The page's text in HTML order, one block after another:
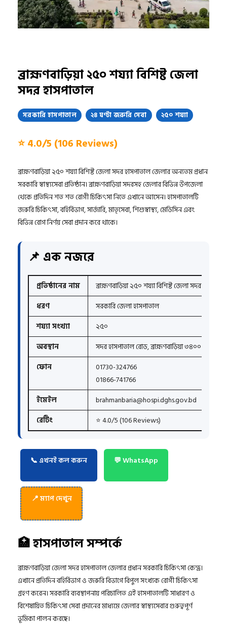
ব্রাহ্মণবাড়িয়া ২৫০ শয্যা বিশিষ্ট জেলা
সদর হাসপাতাল
সরকারি হাসপাতাল ২৪ ঘণ্টা জরুরি সেবা ২৫০ শয্যা
⭐ 4.0/5 (106 Reviews)
ব্রাহ্মণবাড়িয়া ২৫০ শয্যা বিশিষ্ট জেলা সদর হাসপাতাল জেলার অন্যতম প্রধান
সরকারি স্বাস্থ্যসেবা প্রতিষ্ঠান। ব্রাহ্মণবাড়িয়া সদরসহ জেলার বিভিন্ন উপজেলা
থেকে প্রতিদিন শত শত রোগী চিকিৎসা নিতে এখানে আসেন। হাসপাতালটি
জরুরি চিকিৎসা, বহির্বিভাগ, সার্জারি, মাতৃসেবা, শিশুস্বাস্থ্য, মেডিসিন এবং
বিভিন্ন রোগ নির্ণয় সেবা প্রদান করে থাকে।
📌 এক নজরে
প্রতিষ্ঠানের নাম
ব্রাহ্মণবাড়িয়া ২৫০ শয্যা বিশিষ্ট জেলা সদর
ধরণ
সরকারি জেলা হাসপাতাল
শয্যা সংখ্যা
২৫০
অবস্থান
সদর হাসপাতাল রোড, ব্রাহ্মণবাড়িয়া ৩৪০০
ফোন
01730-324766
01866-741766
ইমেইল
brahmanbaria@hospi.dghs.gov.bd
রেটিং
⭐ 4.0/5 (106 Reviews)
📞 এখনই কল করুন 💬 WhatsApp
📍 ম্যাপ দেখুন
🏥 হাসপাতাল সম্পর্কে
ব্রাহ্মণবাড়িয়া জেলা সদর হাসপাতাল জেলার প্রধান সরকারি চিকিৎসা কেন্দ্র।
এখানে প্রতিদিন বহির্বিভাগ ও জরুরি বিভাগে বিপুল সংখ্যক রোগী চিকিৎসা
গ্রহণ করেন। সরকারি ব্যবস্থাপনায় পরিচালিত এই হাসপাতালটি সাধারণ ও
বিশেষায়িত চিকিৎসা সেবা প্রদানের মাধ্যমে জেলার স্বাস্থ্যসেবার গুরুত্বপূর্ণ
ভূমিকা পালন করছে।